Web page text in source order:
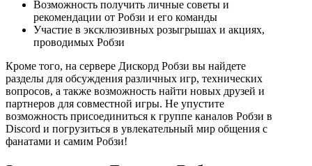
Возможность получить личные советы и
рекомендации от Робзи и его команды
Участие в эксклюзивных розыгрышах и акциях,
проводимых Робзи
Кроме того, на сервере Дискорд Робзи вы найдете
разделы для обсуждения различных игр, технических
вопросов, а также возможность найти новых друзей и
партнеров для совместной игры. Не упустите
возможность присоединиться к группе каналов Робзи в
Discord и погрузиться в увлекательный мир общения с
фанатами и самим Робзи!